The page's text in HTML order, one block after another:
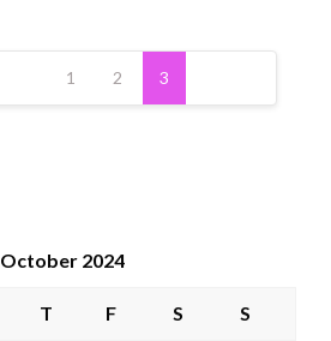
1 2 3
October 2024
T F S S